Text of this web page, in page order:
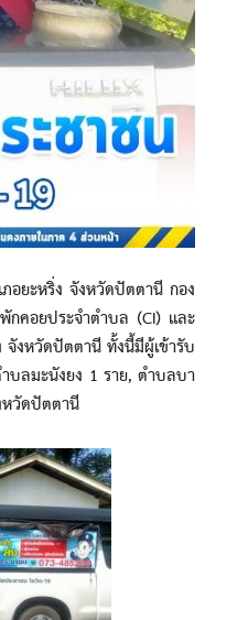
ะหริ่ง จังหวัดปัตตานี กอง
กคอยประจำตำบล (CI) และ
จังหวัดปัตตานี ทั้งนี้มีผู้เข้ารับ
บลมะนังยง 1 ราย, ตำบลบา
หวัดปัตตานี